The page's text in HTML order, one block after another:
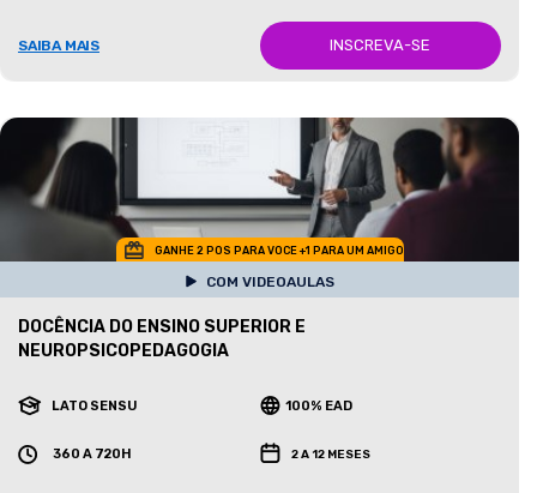
SAIBA MAIS INSCREVA-SE
GANHE 2 POS PARA VOCE +1 PARA UM AMIGO
COM VIDEOAULAS
DOCÊNCIA DO ENSINO SUPERIOR E
NEUROPSICOPEDAGOGIA
LATO SENSU 100% EAD
360 A 720H 2 A 12 MESES